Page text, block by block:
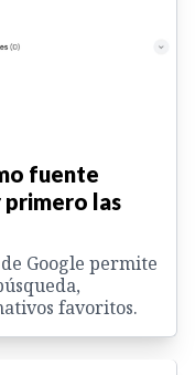
fuente
las
Google permite
favoritos.